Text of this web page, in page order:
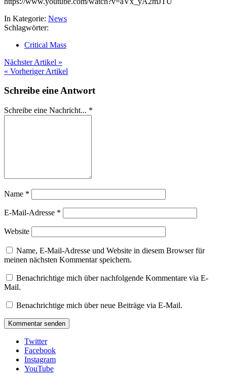
In Kategorie: News
Schlagwörter:
Critical Mass
Nächster Artikel »
« Vorheriger Artikel
Schreibe eine Antwort
Schreibe eine Nachricht... *
Name *
E-Mail-Adresse *
Website
Name, E-Mail-Adresse und Website in diesem Browser für
meinen nächsten Kommentar speichern.
Benachrichtige mich über nachfolgende Kommentare via E-
Mail.
Benachrichtige mich über neue Beiträge via E-Mail.
Twitter
Facebook
Instagram
YouTube